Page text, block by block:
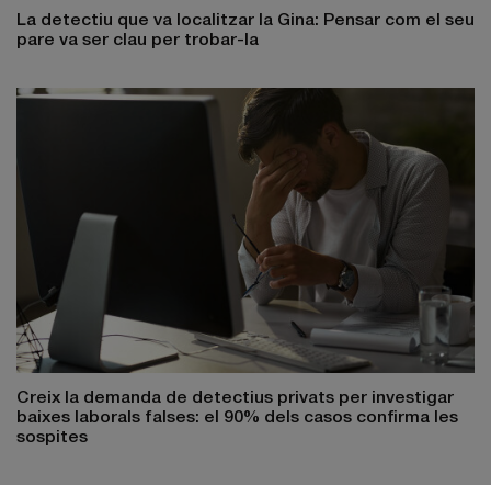
La detectiu que va localitzar la Gina: Pensar com el seu
pare va ser clau per trobar-la
Creix la demanda de detectius privats per investigar
baixes laborals falses: el 90% dels casos confirma les
sospites